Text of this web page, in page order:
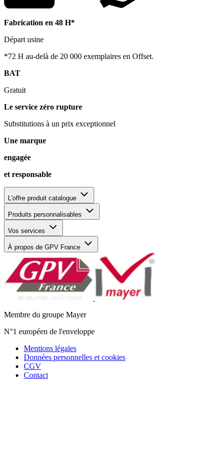
Fabrication en 48 H*
Départ usine
*72 H au-delà de 20 000 exemplaires en Offset.
BAT
Gratuit
Le service zéro rupture
Substitutions à un prix exceptionnel
Une marque
engagée
et responsable
L'offre produit catalogue
Produits personnalisables
Vos services
À propos de GPV France
Membre du groupe Mayer
N°1 européen de l'enveloppe
Mentions légales
Données personnelles et cookies
CGV
Contact